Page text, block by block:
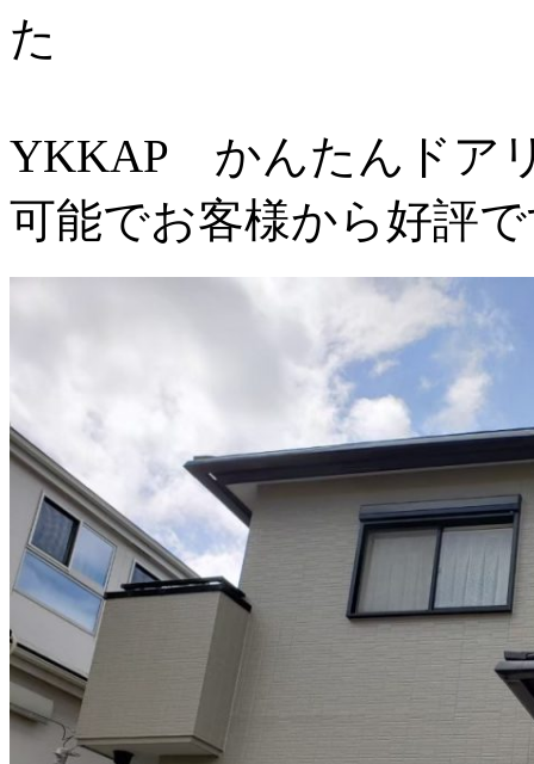
た
YKKAP かんたんドア
可能でお客様から好評